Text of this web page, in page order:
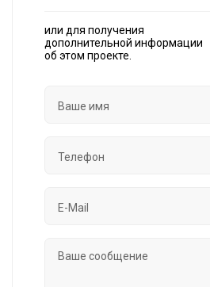
или для получения
дополнительной информации
об этом проекте.